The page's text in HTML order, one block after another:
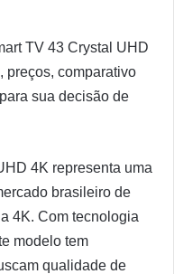
TV 43 Crystal UHD
preços, comparativo
sua decisão de
4K representa uma
brasileiro de
4K. Com tecnologia
modelo tem
qualidade de